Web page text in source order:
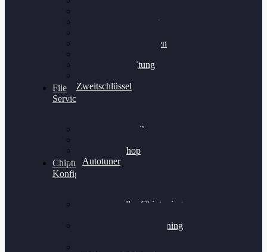
Getriebeoptimierung
Bremsscheiben planen
Felgenaufbereitung
Zweitschlüssel
File
Service
Alientech Kess3
Alientech Shop
Autotuner
Chiptuning
Konfigurator
Professionelles Chiptuning
Professionelles Chiptuning